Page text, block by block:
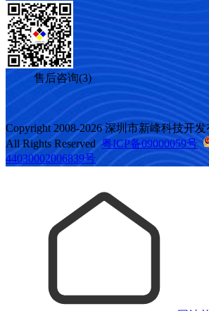
售后咨询(3)
Copyright 2008-2026 深圳市新峰科技开
All Rights Reserved 粤ICP备09000059号
44030002006839号